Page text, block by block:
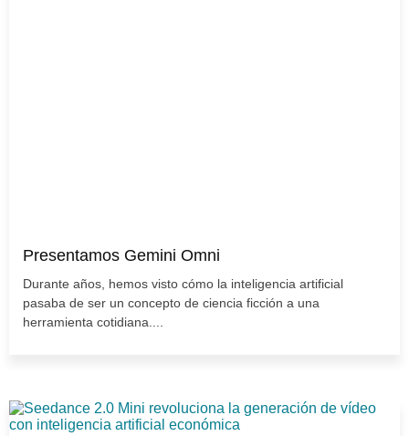
Presentamos Gemini Omni
Durante años, hemos visto cómo la inteligencia artificial
pasaba de ser un concepto de ciencia ficción a una
herramienta cotidiana....